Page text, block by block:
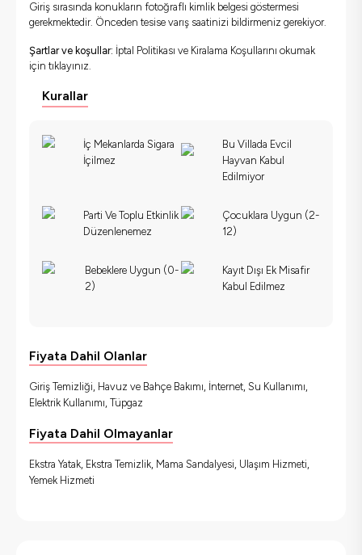
Giriş sırasında konukların fotoğraflı kimlik belgesi göstermesi
gerekmektedir. Önceden tesise varış saatinizi bildirmeniz gerekiyor.
Şartlar ve koşullar: İptal Politikası ve Kiralama Koşullarını okumak
için tıklayınız.
Kurallar
İç Mekanlarda Sigara
İçilmez
Bu Villada Evcil
Hayvan Kabul
Edilmiyor
Parti Ve Toplu Etkinlik
Düzenlenemez
Çocuklara Uygun (2-
12)
Bebeklere Uygun (0-
2)
Kayıt Dışı Ek Misafir
Kabul Edilmez
Fiyata Dahil Olanlar
Giriş Temizliği, Havuz ve Bahçe Bakımı, İnternet, Su Kullanımı,
Elektrik Kullanımı, Tüpgaz
Fiyata Dahil Olmayanlar
Ekstra Yatak, Ekstra Temizlik, Mama Sandalyesi, Ulaşım Hizmeti,
Yemek Hizmeti